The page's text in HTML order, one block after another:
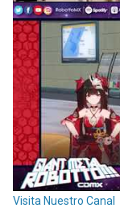
Visita Nuestro Canal